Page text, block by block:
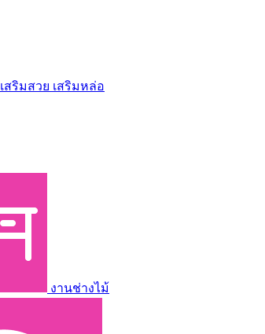
เสริมสวย เสริมหล่อ
งานช่างไม้